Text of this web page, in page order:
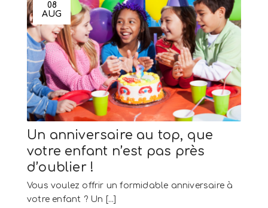
08
AUG
Un anniversaire au top, que
votre enfant n’est pas près
d’oublier !
Vous voulez offrir un formidable anniversaire à
votre enfant ? Un [...]